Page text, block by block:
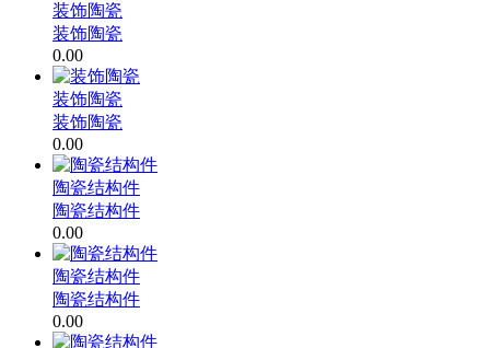
装饰陶瓷
装饰陶瓷
0.00
装饰陶瓷
装饰陶瓷
0.00
陶瓷结构件
陶瓷结构件
0.00
陶瓷结构件
陶瓷结构件
0.00